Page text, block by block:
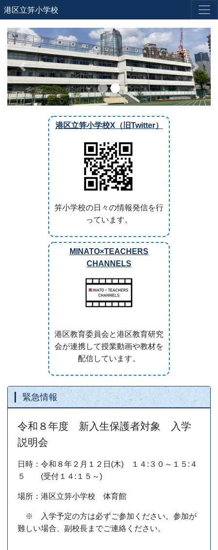
港区立笄小学校
Previous Next
港区立笄小学校X（旧Twitter）
笄小学校の日々の情報発信を行
っています。
MINATO×TEACHERS
CHANNELS
港区教育委員会と港区教育研究
会が連携して授業動画や教材を
配信しています。
緊急情報
令和８年度 新入生保護者対象 入学
説明会
日時：令和８年２月１２日(木) １４:３０～１５:４
５ (受付１４:１５～)
場所：港区立笄小学校 体育館
※ 入学予定の方は必ずご参加ください。参加が
難しい場合、副校長までご連絡ください。